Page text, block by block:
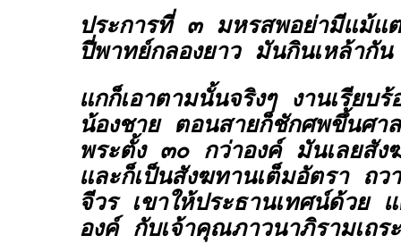
ประการที่ ๓ มหรสพอย่ามีแม้แ
ปี่พาทย์กลองยาว มันกินเหล้ากัน
แกก็เอาตามนั้นจริงๆ งานเรียบ
น้องชาย ตอนสายก็ชักศพขึ้นศา
พระตั้ง ๓๐ กว่าองค์ มันเลยสัง
และก็เป็นสังฆทานเต็มอัตรา ถว
จีวร เขาให้ประธานเทศน์ด้วย
องค์ กับเจ้าคุณภาวนาภิรามเถร